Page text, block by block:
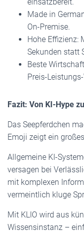
Made in
On-Premise.
Hohe Effizienz:
Sekunden statt
Beste
Preis-
Fazit: Von KI-Hype
Das Seepferdchen
Emoji zeigt ein
Allgemeine KI-
versagen bei
mit komplexen
vermeintlich kluge
Mit KLIO wird aus
Wissensinstanz –